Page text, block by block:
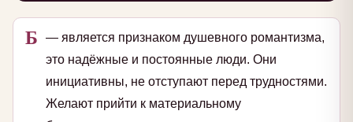
Б
— является признаком душевного романтизма,
это надёжные и постоянные люди. Они
инициативны, не отступают перед трудностями.
Желают прийти к материальному